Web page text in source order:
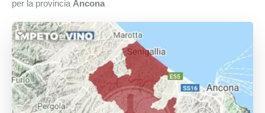
per la provincia Ancona